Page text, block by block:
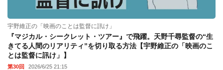
宇野維正の「映画のことは監督に訊け」
『マジカル・シークレット・ツアー』で飛躍。天野千尋監督の“生
きてる人間のリアリティ”を切り取る方法【宇野維正の「映画のこ
とは監督に訊け」】
第30回 2026/6/25 21:15